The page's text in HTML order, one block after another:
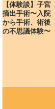
【体験談】子宮
摘出手術〜入院
から手術、術後
の不思議体験〜